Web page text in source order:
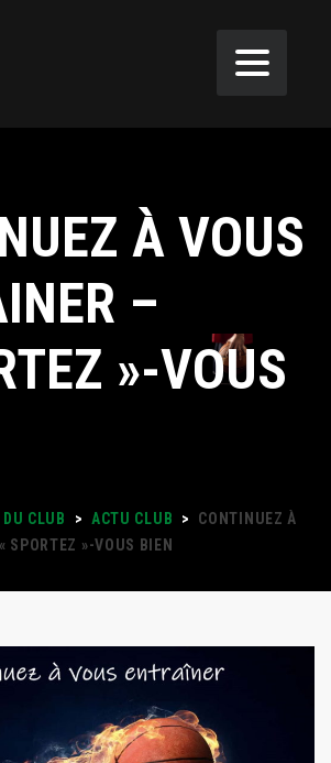
À VOUS
–
»-VOUS
CLUB > ACTU CLUB >
CONTINUEZ À
SPORTEZ »-VOUS BIEN